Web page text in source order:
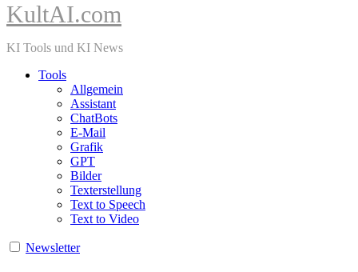
KultAI.com
KI Tools und KI News
Tools
Allgemein
Assistant
ChatBots
E-Mail
Grafik
GPT
Bilder
Texterstellung
Text to Speech
Text to Video
Newsletter